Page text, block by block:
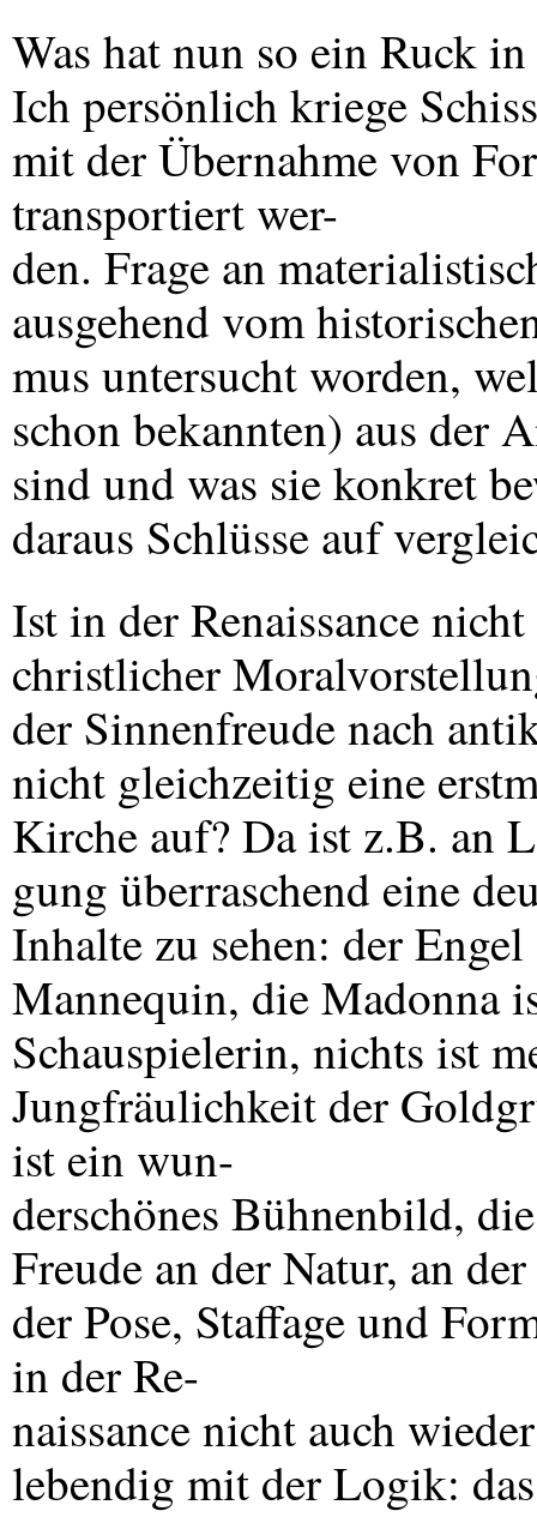
Was hat nun so ein Ruck
Ich persönlich kriege
mit der Übernahme von
transportiert wer-
den. Frage an
ausgehend vom
mus untersucht worden,
schon bekannten) aus der
sind und was sie konkret
daraus Schlüsse auf
Ist in der Renaissance
christlicher
der Sinnenfreude nach
nicht gleichzeitig eine
Kirche auf? Da ist z.B. an
gung überraschend eine
Inhalte zu sehen: der
Mannequin, die Madonna
Schauspielerin, nichts ist
Jungfräulichkeit der
ist ein wun-
derschönes Bühnenbild,
Freude an der Natur, an
der Pose, Staffage und
in der Re-
naissance nicht auch
lebendig mit der Logik: